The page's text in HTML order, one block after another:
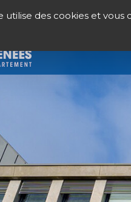
utilise des cookies et